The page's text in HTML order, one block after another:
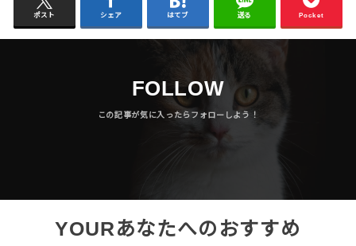
ポスト シェア はてブ 送る Pocket
FOLLOW
YOURあなたへのおすすめ